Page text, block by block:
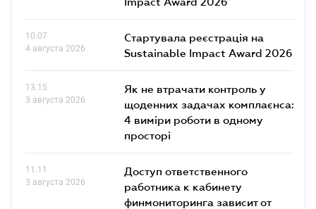
10.07
4 августа 2026
Стартувала реєстрація на
Sustainable Impact Award 2026
13.15
3 августа 2026
Як не втрачати контроль у
щоденних задачах комплаєнса:
4 виміри роботи в одному
просторі
11.11
3 августа 2026
Доступ ответственного
работника к кабинету
финмониторинга зависит от